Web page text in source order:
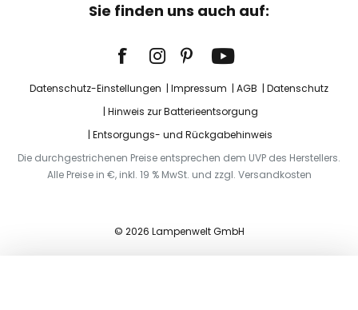
Sie finden uns auch auf:
Datenschutz-Einstellungen Impressum AGB
Datenschutz
Hinweis zur Batterieentsorgung
Entsorgungs- und Rückgabehinweis
Die durchgestrichenen Preise entsprechen dem UVP des Herstellers.
Alle Preise in €, inkl. 19 % MwSt. und zzgl. Versandkosten
© 2026 Lampenwelt GmbH